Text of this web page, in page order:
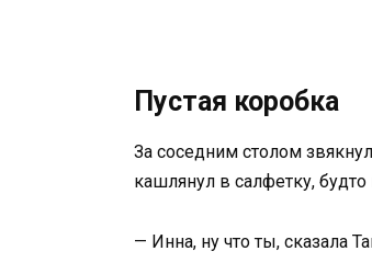
Пустая коробка
За соседним столом
кашлянул в салфетку,
— Инна, ну что ты, сказала